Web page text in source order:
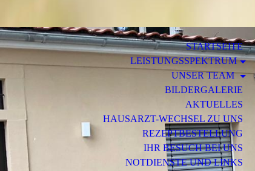
STARTSEITE
LEISTUNGSSPEKTRUM
UNSER TEAM
BILDERGALERIE
AKTUELLES
HAUSARZT-WECHSEL ZU UNS
REZEPTBESTELLUNG
IHR BESUCH BEI UNS
NOTDIENSTE UND LINKS